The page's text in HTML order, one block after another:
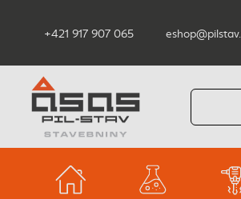
+421 917 907 065